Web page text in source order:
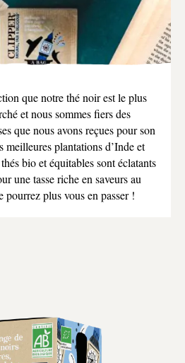
que notre thé noir est le plus
et nous sommes fiers des
que nous avons reçues pour son
meilleures plantations d’Inde et
bio et équitables sont éclatants
une tasse riche en saveurs au
plus vous en passer !